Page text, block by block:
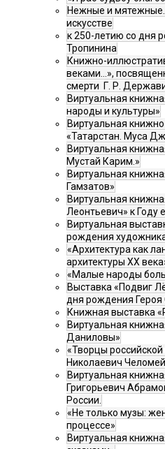
Нежные и мятежные.
искусстве
к 250-летию со дня
Тропинина
Книжно-
веками…»,
смерти Г. Р.
Виртуальная
народы и культуры»
Виртуальная
«Татарстан. Муса
Виртуальная
Мустай Карим.»
Виртуальная
Гамзатов»
Виртуальная
Леонтьевич» к Году
Виртуальная
рождения
«Архитектура как
архитектуры XX
«Малые народы
Выставка «Подвиг
дня рождения Героя
Книжная выставка
Виртуальная
Даниловы»
«Творцы
Николаевич Челомей
Виртуальная
Григорьевич
России.
«Не только музы:
процессе»
Виртуальная